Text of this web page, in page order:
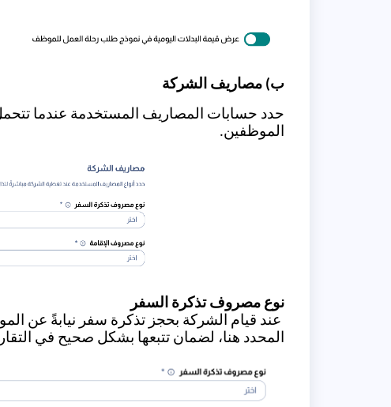
ب) مصاريف الشركة
حدد حسابات المصاريف المستخدمة عندما تتحمل
الموظفين.
نوع مصروف تذكرة السفر
عند قيام الشركة بحجز تذكرة سفر نيابةً عن
المحدد هنا، لضمان تتبعها بشكل صحيح في